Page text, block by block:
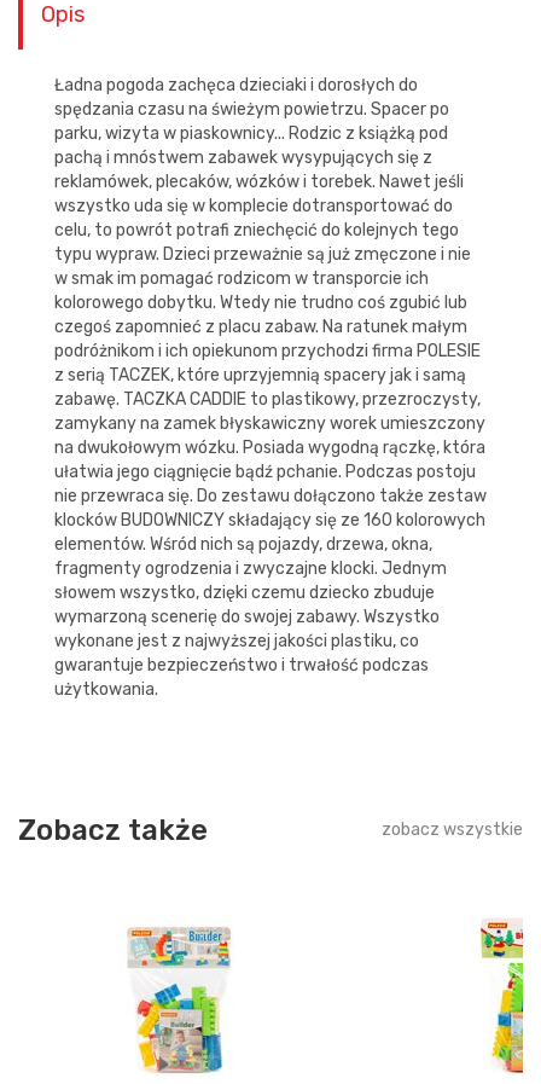
Opis
Ładna pogoda zachęca dzieciaki i dorosłych do
spędzania czasu na świeżym powietrzu. Spacer po
parku, wizyta w piaskownicy... Rodzic z książką pod
pachą i mnóstwem zabawek wysypujących się z
reklamówek, plecaków, wózków i torebek. Nawet jeśli
wszystko uda się w komplecie dotransportować do
celu, to powrót potrafi zniechęcić do kolejnych tego
typu wypraw. Dzieci przeważnie są już zmęczone i nie
w smak im pomagać rodzicom w transporcie ich
kolorowego dobytku. Wtedy nie trudno coś zgubić lub
czegoś zapomnieć z placu zabaw. Na ratunek małym
podróżnikom i ich opiekunom przychodzi firma POLESIE
z serią TACZEK, które uprzyjemnią spacery jak i samą
zabawę. TACZKA CADDIE to plastikowy, przezroczysty,
zamykany na zamek błyskawiczny worek umieszczony
na dwukołowym wózku. Posiada wygodną rączkę, która
ułatwia jego ciągnięcie bądź pchanie. Podczas postoju
nie przewraca się. Do zestawu dołączono także zestaw
klocków BUDOWNICZY składający się ze 160 kolorowych
elementów. Wśród nich są pojazdy, drzewa, okna,
fragmenty ogrodzenia i zwyczajne klocki. Jednym
słowem wszystko, dzięki czemu dziecko zbuduje
wymarzoną scenerię do swojej zabawy. Wszystko
wykonane jest z najwyższej jakości plastiku, co
gwarantuje bezpieczeństwo i trwałość podczas
użytkowania.
Zobacz także zobacz wszystkie